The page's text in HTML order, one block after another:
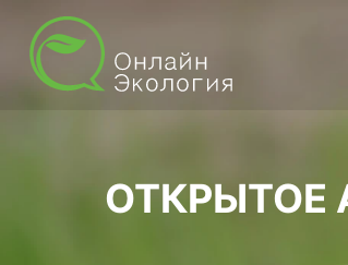
ОТКРЫТОЕ